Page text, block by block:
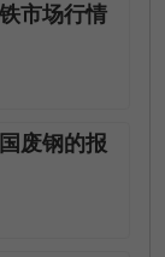
市场行情
废钢的报